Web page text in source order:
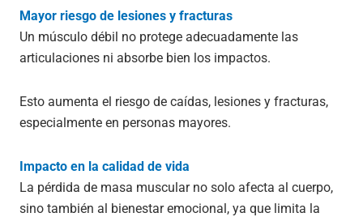
Mayor riesgo de lesiones y fracturas
Un músculo débil no protege adecuadamente las
articulaciones ni absorbe bien los impactos.
Esto aumenta el riesgo de caídas, lesiones y fracturas,
especialmente en personas mayores.
Impacto en la calidad de vida
La pérdida de masa muscular no solo afecta al cuerpo,
sino también al bienestar emocional, ya que limita la